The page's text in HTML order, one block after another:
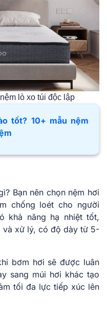
lò xo túi độc lập
tốt? 10+ mẫu nệm
Bạn nên chọn nệm hơi
chống loét cho người
khả năng hạ nhiệt tốt,
và xử lý, có độ dày từ 5-
bơm hơi sẽ được luân
sang múi hơi khác tạo
tối đa lực tiếp xúc lên